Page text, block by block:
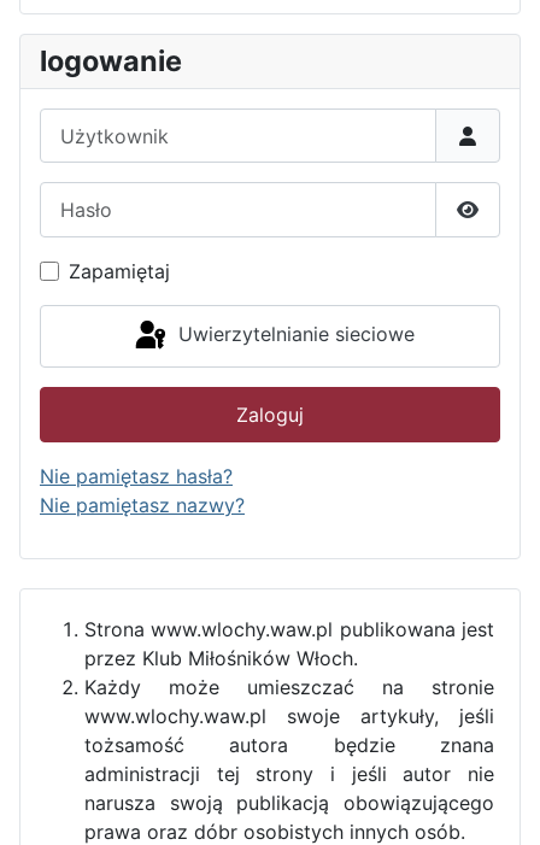
logowanie
Pokaż
Zapamiętaj
Uwierzytelnianie sieciowe
Zaloguj
Nie pamiętasz hasła?
Nie pamiętasz nazwy?
Strona www.wlochy.waw.pl publikowana jest
przez Klub Miłośników Włoch.
Każdy może umieszczać na stronie
www.wlochy.waw.pl swoje artykuły, jeśli
tożsamość autora będzie znana
administracji tej strony i jeśli autor nie
narusza swoją publikacją obowiązującego
prawa oraz dóbr osobistych innych osób.